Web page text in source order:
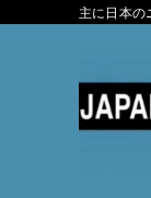
主に日本の